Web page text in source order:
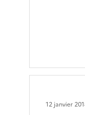
12 janvier